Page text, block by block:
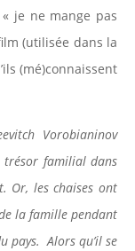
je ne mange pas
(utilisée dans la
(mé)connaissent
Vorobianinov
trésor familial dans
Or, les chaises ont
la famille pendant
pays. Alors qu’il se